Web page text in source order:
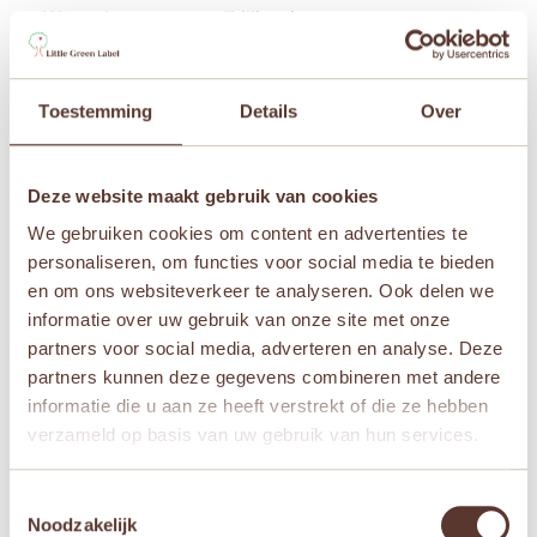
Toestemming Details Over
Deze website maakt gebruik van cookies
We gebruiken cookies om content en advertenties te
personaliseren, om functies voor social media te bieden
en om ons websiteverkeer te analyseren. Ook delen we
informatie over uw gebruik van onze site met onze
partners voor social media, adverteren en analyse. Deze
partners kunnen deze gegevens combineren met andere
informatie die u aan ze heeft verstrekt of die ze hebben
verzameld op basis van uw gebruik van hun services.
Noodzakelijk
Wees de eerste om “Lilliputiens –
Ontdekkingskoffer Op Weg” te beoordelen
Je e-mailadres wordt niet gepubliceerd. Vereiste
velden zijn gemarkeerd met
Je waardering*
Je beoordeling*
Naam *
E-mail*
Mijn naam, e-mail en site opslaan in deze